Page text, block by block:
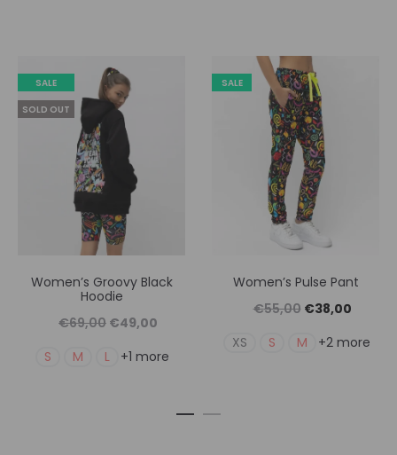
SALE
SOLD OUT
Women’s Groovy Black
Hoodie
€69,00 Original
price
€49,00
S M L +1 more
SALE
Women’s Pulse Pant
€55,00 Original
price
€38,00Η
XS S M +2 more